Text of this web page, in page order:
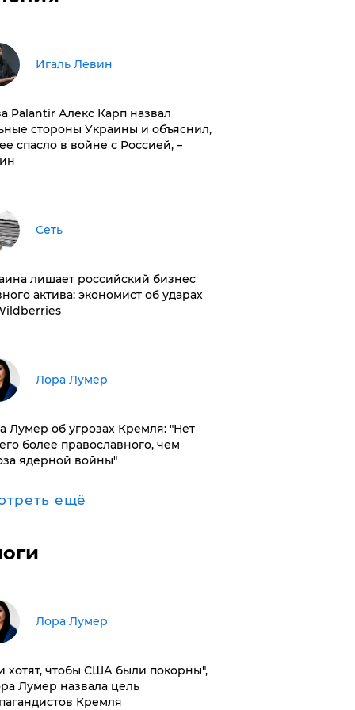
Игаль Левин
Palantir Алекс Карп назвал
стороны Украины и объяснил,
спасло в войне с Россией, –
Сеть
лишает российский бизнес
актива: экономист об ударах
​Лора Лумер
Лумер об угрозах Кремля: "Нет
более православного, чем
ядерной войны"
ещё
​Лора Лумер
хотят, чтобы США были покорны",
Лумер назвала цель
Кремля